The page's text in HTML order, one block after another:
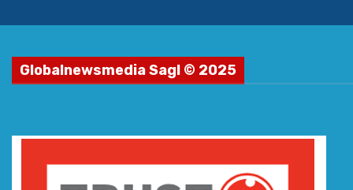
Globalnewsmedia Sagl © 2025